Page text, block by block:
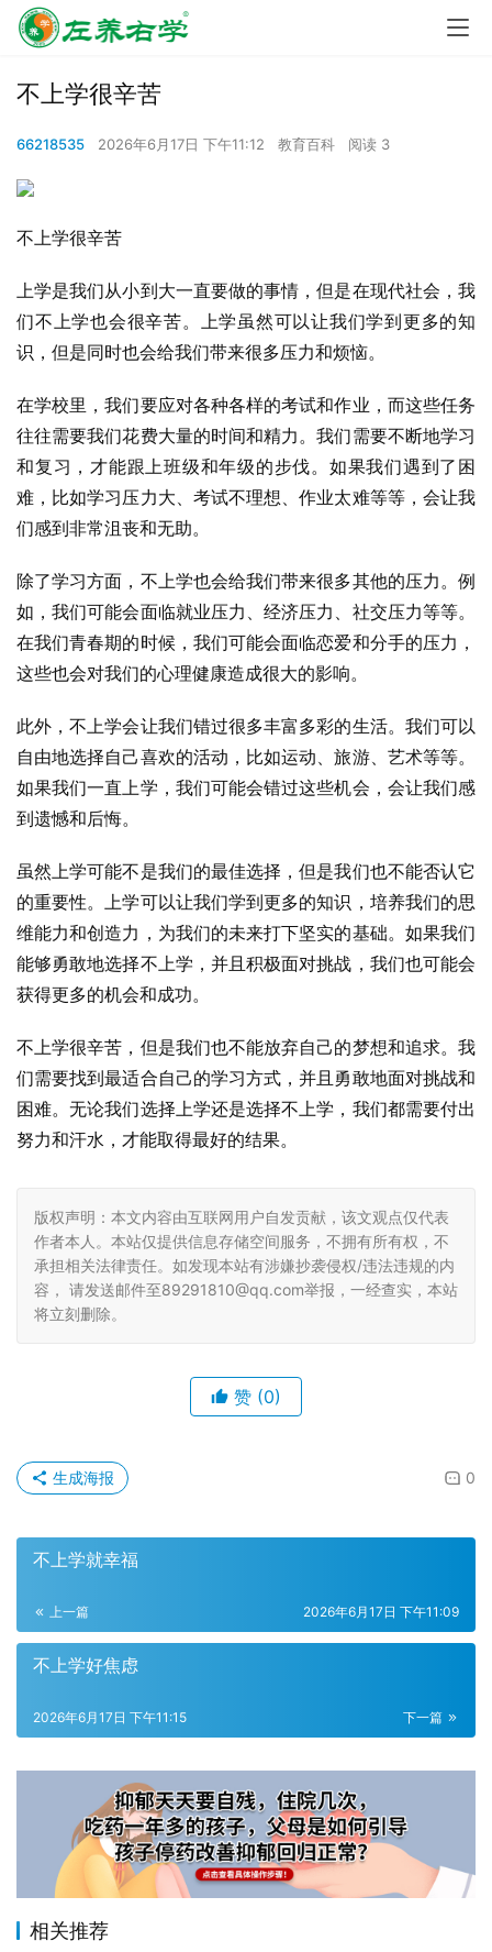
不上学很辛苦
66218535 2026年6月17日 下午11:12 教育百科 阅读 3
不上学很辛苦
上学是我们从小到大一直要做的事情，但是在现代社会，我
们不上学也会很辛苦。上学虽然可以让我们学到更多的知
识，但是同时也会给我们带来很多压力和烦恼。
在学校里，我们要应对各种各样的考试和作业，而这些任务
往往需要我们花费大量的时间和精力。我们需要不断地学习
和复习，才能跟上班级和年级的步伐。如果我们遇到了困
难，比如学习压力大、考试不理想、作业太难等等，会让我
们感到非常沮丧和无助。
除了学习方面，不上学也会给我们带来很多其他的压力。例
如，我们可能会面临就业压力、经济压力、社交压力等等。
在我们青春期的时候，我们可能会面临恋爱和分手的压力，
这些也会对我们的心理健康造成很大的影响。
此外，不上学会让我们错过很多丰富多彩的生活。我们可以
自由地选择自己喜欢的活动，比如运动、旅游、艺术等等。
如果我们一直上学，我们可能会错过这些机会，会让我们感
到遗憾和后悔。
虽然上学可能不是我们的最佳选择，但是我们也不能否认它
的重要性。上学可以让我们学到更多的知识，培养我们的思
维能力和创造力，为我们的未来打下坚实的基础。如果我们
能够勇敢地选择不上学，并且积极面对挑战，我们也可能会
获得更多的机会和成功。
不上学很辛苦，但是我们也不能放弃自己的梦想和追求。我
们需要找到最适合自己的学习方式，并且勇敢地面对挑战和
困难。无论我们选择上学还是选择不上学，我们都需要付出
努力和汗水，才能取得最好的结果。
版权声明：本文内容由互联网用户自发贡献，该文观点仅代表
作者本人。本站仅提供信息存储空间服务，不拥有所有权，不
承担相关法律责任。如发现本站有涉嫌抄袭侵权/违法违规的内
容， 请发送邮件至89291810@qq.com举报，一经查实，本站
将立刻删除。
赞 (0)
0
生成海报
不上学就幸福
上一篇 2026年6月17日 下午11:09
不上学好焦虑
下一篇
2026年6月17日 下午11:15
相关推荐